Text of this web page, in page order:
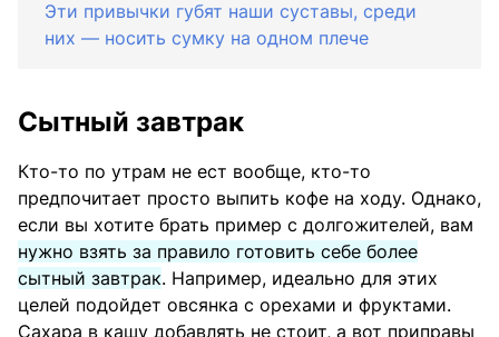
Эти привычки губят наши суставы, среди
них — носить сумку на одном плече
Сытный завтрак
Кто-то по утрам не ест вообще, кто-то
предпочитает просто выпить кофе на ходу. Однако,
если вы хотите брать пример с долгожителей, вам
нужно взять за правило готовить себе более
сытный завтрак. Например, идеально для этих
целей подойдет овсянка с орехами и фруктами.
Сахара в кашу добавлять не стоит, а вот приправы